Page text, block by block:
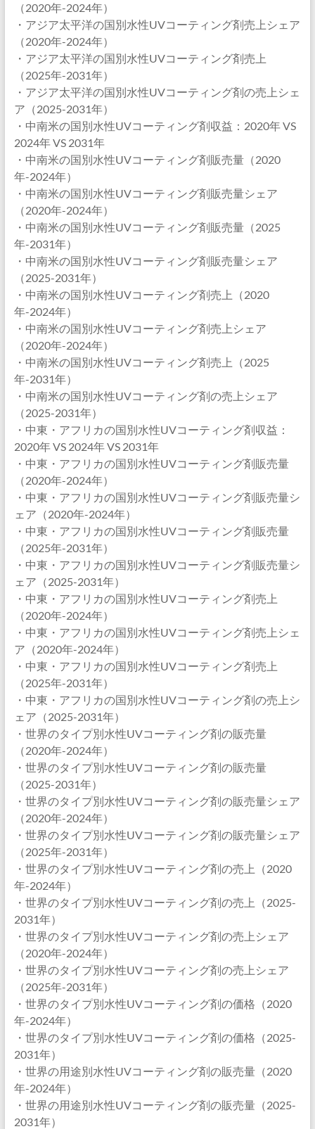
（2020年-2024年）
・アジア太平洋の国別水性UVコーティング剤売上シェア
（2020年-2024年）
・アジア太平洋の国別水性UVコーティング剤売上
（2025年-2031年）
・アジア太平洋の国別水性UVコーティング剤の売上シェ
ア（2025-2031年）
・中南米の国別水性UVコーティング剤収益：2020年 VS
2024年 VS 2031年
・中南米の国別水性UVコーティング剤販売量（2020
年-2024年）
・中南米の国別水性UVコーティング剤販売量シェア
（2020年-2024年）
・中南米の国別水性UVコーティング剤販売量（2025
年-2031年）
・中南米の国別水性UVコーティング剤販売量シェア
（2025-2031年）
・中南米の国別水性UVコーティング剤売上（2020
年-2024年）
・中南米の国別水性UVコーティング剤売上シェア
（2020年-2024年）
・中南米の国別水性UVコーティング剤売上（2025
年-2031年）
・中南米の国別水性UVコーティング剤の売上シェア
（2025-2031年）
・中東・アフリカの国別水性UVコーティング剤収益：
2020年 VS 2024年 VS 2031年
・中東・アフリカの国別水性UVコーティング剤販売量
（2020年-2024年）
・中東・アフリカの国別水性UVコーティング剤販売量シ
ェア（2020年-2024年）
・中東・アフリカの国別水性UVコーティング剤販売量
（2025年-2031年）
・中東・アフリカの国別水性UVコーティング剤販売量シ
ェア（2025-2031年）
・中東・アフリカの国別水性UVコーティング剤売上
（2020年-2024年）
・中東・アフリカの国別水性UVコーティング剤売上シェ
ア（2020年-2024年）
・中東・アフリカの国別水性UVコーティング剤売上
（2025年-2031年）
・中東・アフリカの国別水性UVコーティング剤の売上シ
ェア（2025-2031年）
・世界のタイプ別水性UVコーティング剤の販売量
（2020年-2024年）
・世界のタイプ別水性UVコーティング剤の販売量
（2025-2031年）
・世界のタイプ別水性UVコーティング剤の販売量シェア
（2020年-2024年）
・世界のタイプ別水性UVコーティング剤の販売量シェア
（2025年-2031年）
・世界のタイプ別水性UVコーティング剤の売上（2020
年-2024年）
・世界のタイプ別水性UVコーティング剤の売上（2025-
2031年）
・世界のタイプ別水性UVコーティング剤の売上シェア
（2020年-2024年）
・世界のタイプ別水性UVコーティング剤の売上シェア
（2025年-2031年）
・世界のタイプ別水性UVコーティング剤の価格（2020
年-2024年）
・世界のタイプ別水性UVコーティング剤の価格（2025-
2031年）
・世界の用途別水性UVコーティング剤の販売量（2020
年-2024年）
・世界の用途別水性UVコーティング剤の販売量（2025-
2031年）